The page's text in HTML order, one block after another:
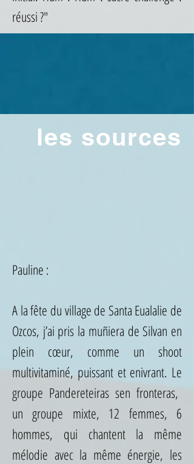
réussi ?"
les sources
Pauline :
A la fête du village de Santa Eualalie de
Ozcos, j’ai pris la muñiera de Silvan en
plein cœur, comme un shoot
multivitaminé, puissant et enivrant. Le
groupe Pandereteiras sen fronteras,
un groupe mixte, 12 femmes, 6
hommes, qui chantent la même
mélodie avec la même énergie, les